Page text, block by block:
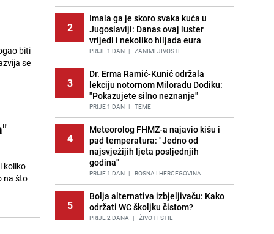
biti
se
koliko
na što
2
Imala ga je skoro svaka kuća u
Jugoslaviji: Danas ovaj luster
vrijedi i nekoliko hiljada eura
PRIJE 1 DAN | ZANIMLJIVOSTI
3
Dr. Erma Ramić-Kunić održala
lekciju notornom Miloradu Dodiku:
"Pokazujete silno neznanje"
PRIJE 1 DAN | TEME
4
Meteorolog FHMZ-a najavio kišu i
pad temperatura: "Jedno od
najsvježijih ljeta posljednjih
godina"
PRIJE 1 DAN | BOSNA I HERCEGOVINA
5
Bolja alternativa izbjeljivaču: Kako
održati WC školjku čistom?
PRIJE 2 DANA | ŽIVOT I STIL